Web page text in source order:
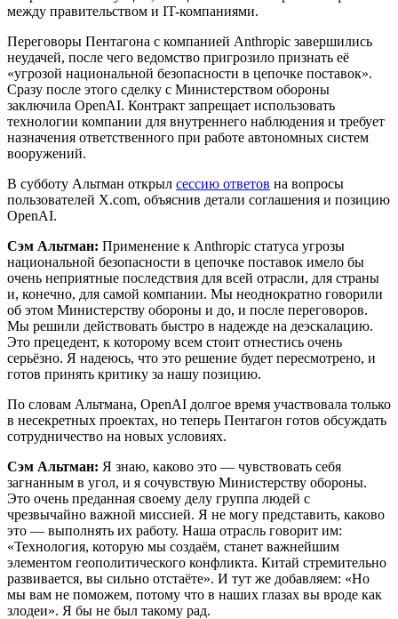
между правительством и IT-компаниями.
Переговоры Пентагона с компанией Anthropic завершились
неудачей, после чего ведомство пригрозило признать её
«угрозой национальной безопасности в цепочке поставок».
Сразу после этого сделку с Министерством обороны
заключила OpenAI. Контракт запрещает использовать
технологии компании для внутреннего наблюдения и требует
назначения ответственного при работе автономных систем
вооружений.
В субботу Альтман открыл сессию ответов на вопросы
пользователей X.com, объяснив детали соглашения и позицию
OpenAI.
Сэм Альтман: Применение к Anthropic статуса угрозы
национальной безопасности в цепочке поставок имело бы
очень неприятные последствия для всей отрасли, для страны
и, конечно, для самой компании. Мы неоднократно говорили
об этом Министерству обороны и до, и после переговоров.
Мы решили действовать быстро в надежде на деэскалацию.
Это прецедент, к которому всем стоит отнестись очень
серьёзно. Я надеюсь, что это решение будет пересмотрено, и
готов принять критику за нашу позицию.
По словам Альтмана, OpenAI долгое время участвовала только
в несекретных проектах, но теперь Пентагон готов обсуждать
сотрудничество на новых условиях.
Сэм Альтман: Я знаю, каково это — чувствовать себя
загнанным в угол, и я сочувствую Министерству обороны.
Это очень преданная своему делу группа людей с
чрезвычайно важной миссией. Я не могу представить, каково
это — выполнять их работу. Наша отрасль говорит им:
«Технология, которую мы создаём, станет важнейшим
элементом геополитического конфликта. Китай стремительно
развивается, вы сильно отстаёте». И тут же добавляем: «Но
мы вам не поможем, потому что в наших глазах вы вроде как
злодеи». Я бы не был такому рад.